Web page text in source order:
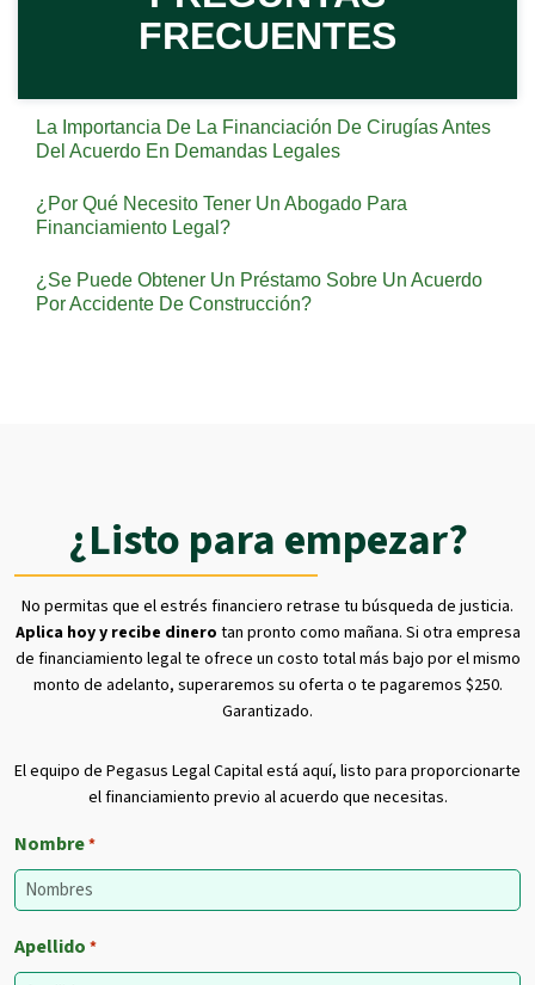
FRECUENTES
La Importancia De La Financiación De Cirugías Antes
Del Acuerdo En Demandas Legales
¿Por Qué Necesito Tener Un Abogado Para
Financiamiento Legal?
¿Se Puede Obtener Un Préstamo Sobre Un Acuerdo
Por Accidente De Construcción?
¿Listo para empezar?
No permitas que el estrés financiero retrase tu búsqueda de justicia.
Aplica hoy y recibe dinero tan pronto como mañana. Si otra empresa
de financiamiento legal te ofrece un costo total más bajo por el mismo
monto de adelanto, superaremos su oferta o te pagaremos $250.
Garantizado.
El equipo de Pegasus Legal Capital está aquí, listo para proporcionarte
el financiamiento previo al acuerdo que necesitas.
Nombre*
Apellido *